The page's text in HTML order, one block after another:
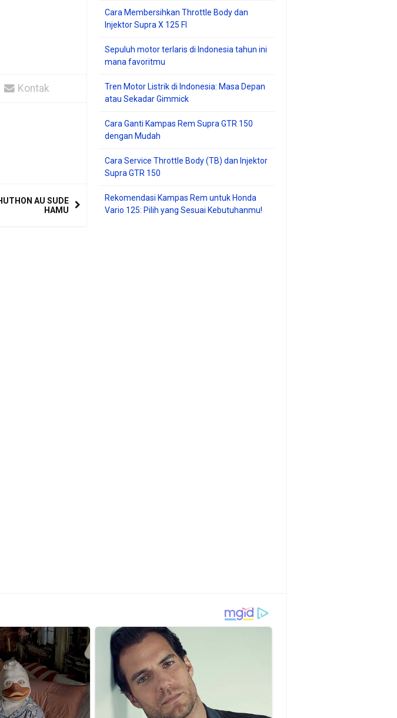
Kontak
AU SUDE
HAMU
Cara Membersihkan Throttle Body dan
Injektor Supra X 125 FI
Sepuluh motor terlaris di Indonesia tahun ini
mana favoritmu
Tren Motor Listrik di Indonesia: Masa Depan
atau Sekadar Gimmick
Cara Ganti Kampas Rem Supra GTR 150
dengan Mudah
Cara Service Throttle Body (TB) dan Injektor
Supra GTR 150
Rekomendasi Kampas Rem untuk Honda
Vario 125: Pilih yang Sesuai Kebutuhanmu!